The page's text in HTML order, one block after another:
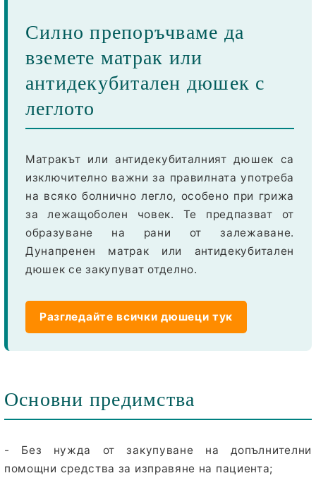
Силно препоръчваме да
вземете матрак или
антидекубитален дюшек с
леглото
Матракът или антидекубиталният дюшек са
изключително важни за правилната употреба
на всяко болнично легло, особено при грижа
за лежащоболен човек. Те предпазват от
образуване на рани от залежаване.
Дунапренен матрак или антидекубитален
дюшек се закупуват отделно.
Разгледайте всички дюшеци тук
Основни предимства
- Без нужда от закупуване на допълнителни
помощни средства за изправяне на пациента;